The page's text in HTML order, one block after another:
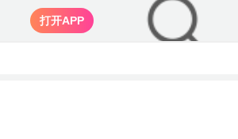
打开APP